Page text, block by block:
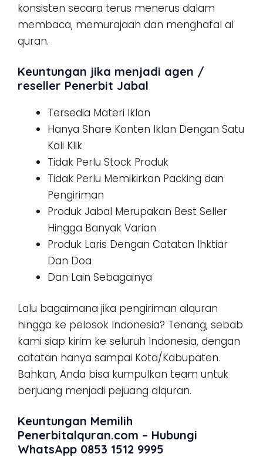
konsisten secara terus menerus dalam
membaca, memurajaah dan menghafal al
quran.
Keuntungan jika menjadi agen /
reseller Penerbit Jabal
Tersedia Materi Iklan
Hanya Share Konten Iklan Dengan Satu
Kali Klik
Tidak Perlu Stock Produk
Tidak Perlu Memikirkan Packing dan
Pengiriman
Produk Jabal Merupakan Best Seller
Hingga Banyak Varian
Produk Laris Dengan Catatan Ihktiar
Dan Doa
Dan Lain Sebagainya
Lalu bagaimana jika pengiriman alquran
hingga ke pelosok Indonesia? Tenang, sebab
kami siap kirim ke seluruh Indonesia, dengan
catatan hanya sampai Kota/Kabupaten.
Bahkan, Anda bisa kumpulkan team untuk
berjuang menjadi pejuang alquran.
Keuntungan Memilih
Penerbitalquran.com – Hubungi
WhatsApp 0853 1512 9995